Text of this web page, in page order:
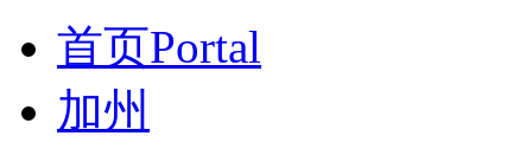
首页Portal
加州